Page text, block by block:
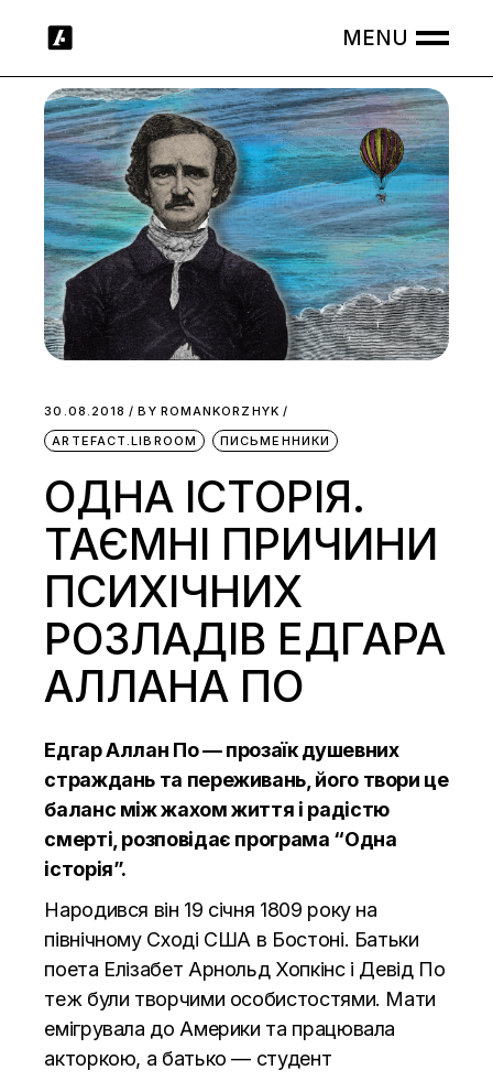
30.08.2018 BY ROMANKORZHYK
ARTEFACT.LIBROOM
ПИСЬМЕННИКИ
ОДНА ІСТОРІЯ.
ТАЄМНІ ПРИЧИНИ
ПСИХІЧНИХ
РОЗЛАДІВ ЕДГАРА
АЛЛАНА ПО
Едгар Аллан По — прозаїк душевних
страждань та переживань, його твори це
баланс між жахом життя і радістю
смерті, розповідає програма “Одна
історія”.
Народився він 19 січня 1809 року на
північному Сході США в Бостоні. Батьки
поета Елізабет Арнольд Хопкінс і Девід По
теж були творчими особистостями. Мати
емігрувала до Америки та працювала
акторкою, а батько — студент